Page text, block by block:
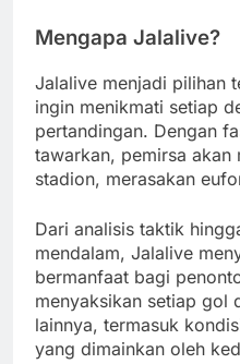
Mengapa Jalalive?
Jalalive menjadi pilihan
ingin menikmati setiap
pertandingan. Dengan
tawarkan, pemirsa akan
stadion, merasakan
Dari analisis taktik
mendalam, Jalalive
bermanfaat bagi
menyaksikan setiap gol
lainnya, termasuk
yang dimainkan oleh